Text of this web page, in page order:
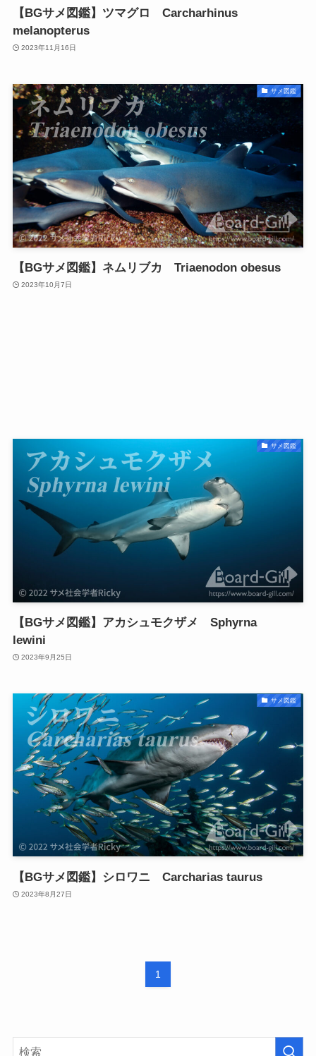
【BGサメ図鑑】ツマグロ Carcharhinus
melanopterus
2023年11月16日
サメ図鑑
【BGサメ図鑑】ネムリブカ Triaenodon obesus
2023年10月7日
サメ図鑑
【BGサメ図鑑】アカシュモクザメ Sphyrna
lewini
2023年9月25日
サメ図鑑
【BGサメ図鑑】シロワニ Carcharias taurus
2023年8月27日
1